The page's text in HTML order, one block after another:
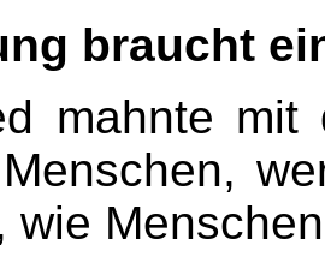
braucht
mahnte mit
wie